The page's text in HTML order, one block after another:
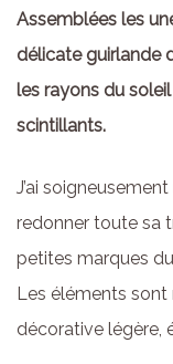
Assemblées les
délicate guirlande
les rayons du
scintillants.
J’ai
redonner toute sa
petites marques
Les éléments sont
décorative légère,